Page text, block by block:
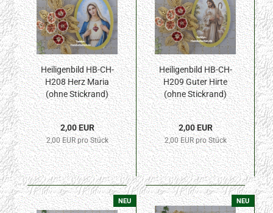
Heiligenbild HB-CH-
H208 Herz Maria
(ohne Stickrand)
30x45mm
2,00 EUR
2,00 EUR pro Stück
Heiligenbild HB-CH-
H209 Guter Hirte
(ohne Stickrand)
30x45mm
2,00 EUR
2,00 EUR pro Stück
NEU NEU